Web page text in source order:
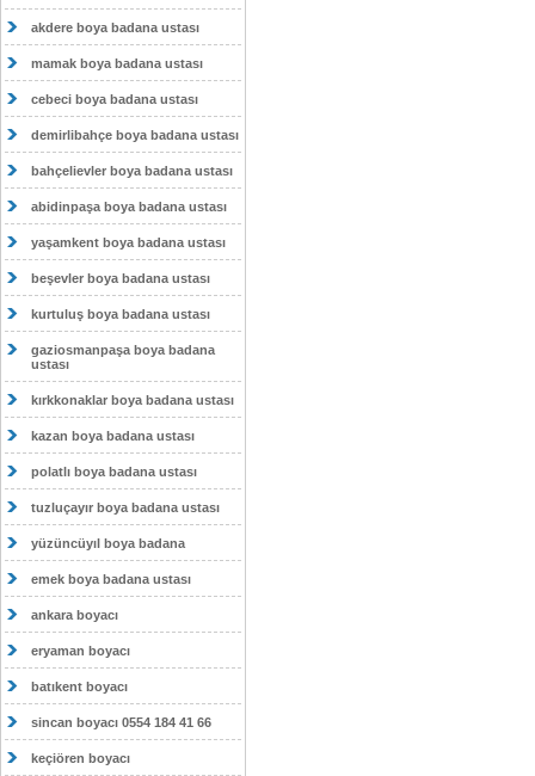
akdere boya badana ustası
mamak boya badana ustası
cebeci boya badana ustası
demirlibahçe boya badana ustası
bahçelievler boya badana ustası
abidinpaşa boya badana ustası
yaşamkent boya badana ustası
beşevler boya badana ustası
kurtuluş boya badana ustası
gaziosmanpaşa boya badana
ustası
kırkkonaklar boya badana ustası
kazan boya badana ustası
polatlı boya badana ustası
tuzluçayır boya badana ustası
yüzüncüyıl boya badana
emek boya badana ustası
ankara boyacı
eryaman boyacı
batıkent boyacı
sincan boyacı 0554 184 41 66
keçiören boyacı